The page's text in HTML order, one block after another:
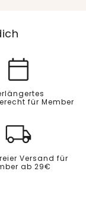
für Member
Versand für
ab 29€